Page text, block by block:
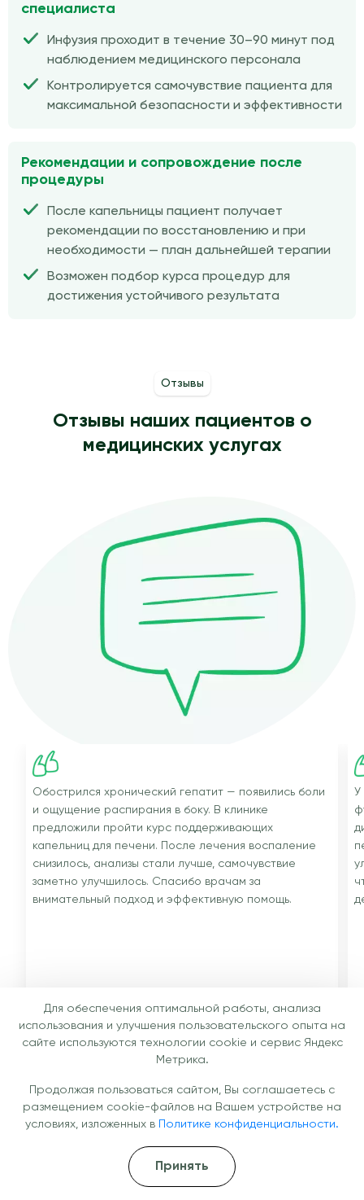
специалиста
Инфузия проходит в течение 30–90 минут под
наблюдением медицинского персонала
Контролируется самочувствие пациента для
максимальной безопасности и эффективности
Рекомендации и сопровождение после
процедуры
После капельницы пациент получает
рекомендации по восстановлению и при
необходимости — план дальнейшей терапии
Возможен подбор курса процедур для
достижения устойчивого результата
Отзывы
Отзывы наших пациентов о
медицинских услугах
Обострился хронический гепатит — появились боли
и ощущение распирания в боку. В клинике
предложили пройти курс поддерживающих
капельниц для печени. После лечения воспаление
снизилось, анализы стали лучше, самочувствие
заметно улучшилось. Спасибо врачам за
внимательный подход и эффективную помощь.
Андрей, 34 года, Москва
Капельница для печени
У
Специалисты
Наши врачи — ваша уверенность в
результате
Для обеспечения оптимальной работы, анализа
использования и улучшения пользовательского опыта на
сайте используются технологии cookie и сервис Яндекс
Метрика.
Продолжая пользоваться сайтом, Вы соглашаетесь с
размещением cookie-файлов на Вашем устройстве на
условиях, изложенных в
Политике конфиденциальности.
Принять